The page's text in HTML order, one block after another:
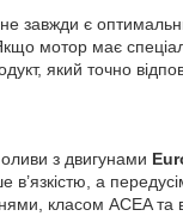
завжди є
мотор має
який точно
з двигунами
в’язкістю, а
класом ACEA та